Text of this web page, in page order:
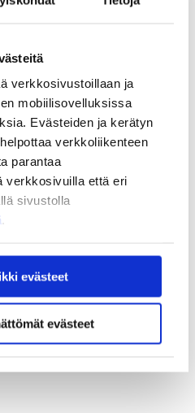
verkkosivustoillaan ja
mobiilisovelluksissa
Evästeiden ja kerätyn
verkkoliikenteen
parantaa
verkkosivuilla että eri
sivustolla
.
evästeet
evästeet
strategia 2030
kysymykset
Finland -verkkopalvelu